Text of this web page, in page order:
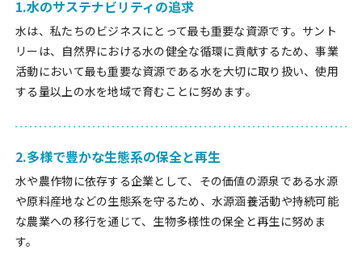
1.水のサステナビリティの追求
水は、私たちのビジネスにとって最も重要な資源です。サント
リーは、自然界における水の健全な循環に貢献するため、事業
活動において最も重要な資源である水を大切に取り扱い、使用
する量以上の水を地域で育むことに努めます。
2.多様で豊かな生態系の保全と再生
水や農作物に依存する企業として、その価値の源泉である水源
や原料産地などの生態系を守るため、水源涵養活動や持続可能
な農業への移行を通じて、生物多様性の保全と再生に努めま
す。